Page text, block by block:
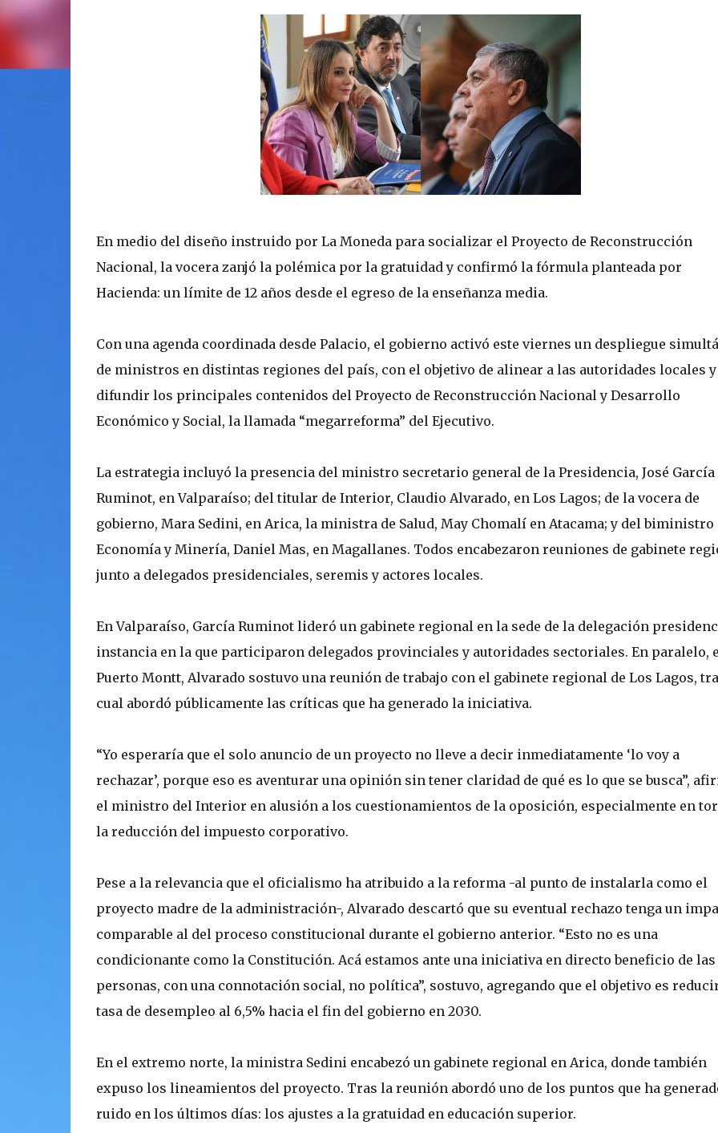
En medio del diseño instruido por La Moneda para socializar el Proyecto de Reconstrucción
Nacional, la vocera zanjó la polémica por la gratuidad y confirmó la fórmula planteada por
Hacienda: un límite de 12 años desde el egreso de la enseñanza media.
Con una agenda coordinada desde Palacio, el gobierno activó este viernes un despliegue
de ministros en distintas regiones del país, con el objetivo de alinear a las autoridades locales y
difundir los principales contenidos del Proyecto de Reconstrucción Nacional y Desarrollo
Económico y Social, la llamada “megarreforma” del Ejecutivo.
La estrategia incluyó la presencia del ministro secretario general de la Presidencia, José García
Ruminot, en Valparaíso; del titular de Interior, Claudio Alvarado, en Los Lagos; de la vocera de
gobierno, Mara Sedini, en Arica, la ministra de Salud, May Chomalí en Atacama; y del biministro
Economía y Minería, Daniel Mas, en Magallanes. Todos encabezaron reuniones de gabinete
junto a delegados presidenciales, seremis y actores locales.
En Valparaíso, García Ruminot lideró un gabinete regional en la sede de la delegación
instancia en la que participaron delegados provinciales y autoridades sectoriales. En paralelo,
Puerto Montt, Alvarado sostuvo una reunión de trabajo con el gabinete regional de Los Lagos,
cual abordó públicamente las críticas que ha generado la iniciativa.
“Yo esperaría que el solo anuncio de un proyecto no lleve a decir inmediatamente ‘lo voy a
rechazar’, porque eso es aventurar una opinión sin tener claridad de qué es lo que se busca”,
el ministro del Interior en alusión a los cuestionamientos de la oposición, especialmente en
la reducción del impuesto corporativo.
Pese a la relevancia que el oficialismo ha atribuido a la reforma -al punto de instalarla como el
proyecto madre de la administración-, Alvarado descartó que su eventual rechazo tenga un
comparable al del proceso constitucional durante el gobierno anterior. “Esto no es una
condicionante como la Constitución. Acá estamos ante una iniciativa en directo beneficio de las
personas, con una connotación social, no política”, sostuvo, agregando que el objetivo es
tasa de desempleo al 6,5% hacia el fin del gobierno en 2030.
En el extremo norte, la ministra Sedini encabezó un gabinete regional en Arica, donde también
expuso los lineamientos del proyecto. Tras la reunión abordó uno de los puntos que ha
ruido en los últimos días: los ajustes a la gratuidad en educación superior.